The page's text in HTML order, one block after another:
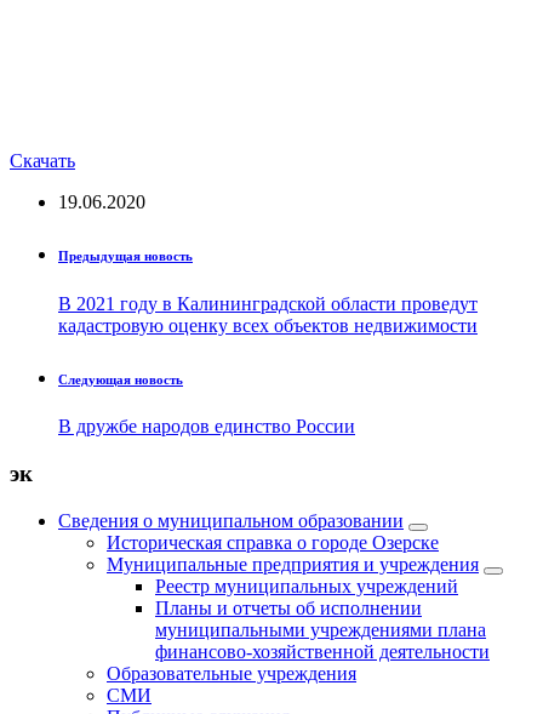
Скачать
19.06.2020
Предыдущая новость
В 2021 году в Калининградской области проведут
кадастровую оценку всех объектов недвижимости
Следующая новость
В дружбе народов единство России
эк
Сведения о муниципальном образовании
Историческая справка о городе Озерске
Муниципальные предприятия и учреждения
Реестр муниципальных учреждений
Планы и отчеты об исполнении
муниципальными учреждениями плана
финансово-хозяйственной деятельности
Образовательные учреждения
СМИ